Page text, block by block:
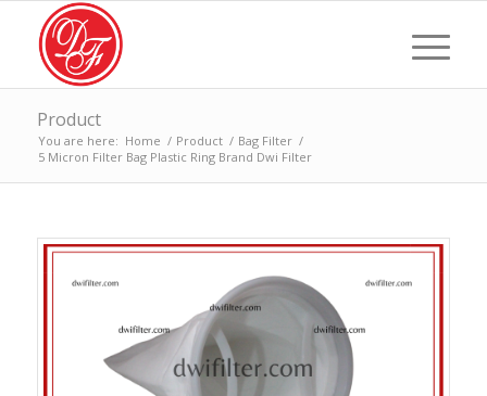
Product
You are here: Home / Product / Bag Filter /
5 Micron Filter Bag Plastic Ring Brand Dwi Filter